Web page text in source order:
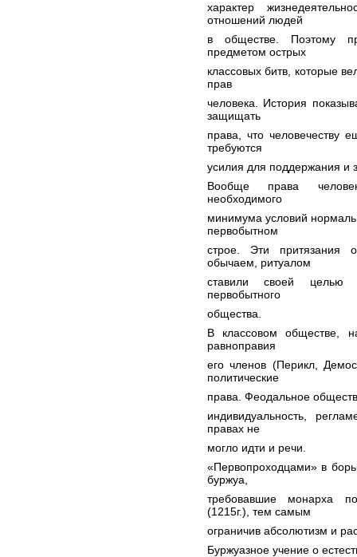
характер
отношений людей
в обществе. Поэтому
предметом острых
классовых битв, которые
прав
человека. История
защищать
права, что человечеству
требуются
усилия для поддержания и
Вообще права
необходимого
минимума условий
первобытном
строе. Эти притязания
обычаем, ритуалом
ставили своей целью
первобытного
общества.
В классовом обществе,
равноправия
его членов (Перикл,
политические
права. Феодальное
индивидуальность,
правах не
могло идти и речи.
«Первопроходцами» в
буржуа,
требовавшие монарха
(1215г.), тем самым
ограничив абсолютизм и
Буржуазное учение о